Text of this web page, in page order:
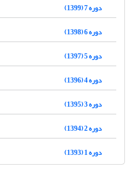
دوره 7 (1399)
دوره 6 (1398)
دوره 5 (1397)
دوره 4 (1396)
دوره 3 (1395)
دوره 2 (1394)
دوره 1 (1393)